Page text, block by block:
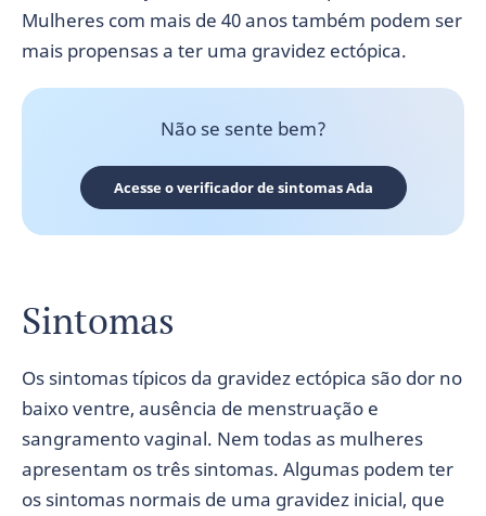
Mulheres com mais de 40 anos também podem ser
mais propensas a ter uma gravidez ectópica.
Não se sente bem?
Acesse o verificador de sintomas Ada
Sintomas
Os sintomas típicos da gravidez ectópica são dor no
baixo ventre, ausência de menstruação e
sangramento vaginal. Nem todas as mulheres
apresentam os três sintomas. Algumas podem ter
os sintomas normais de uma gravidez inicial, que